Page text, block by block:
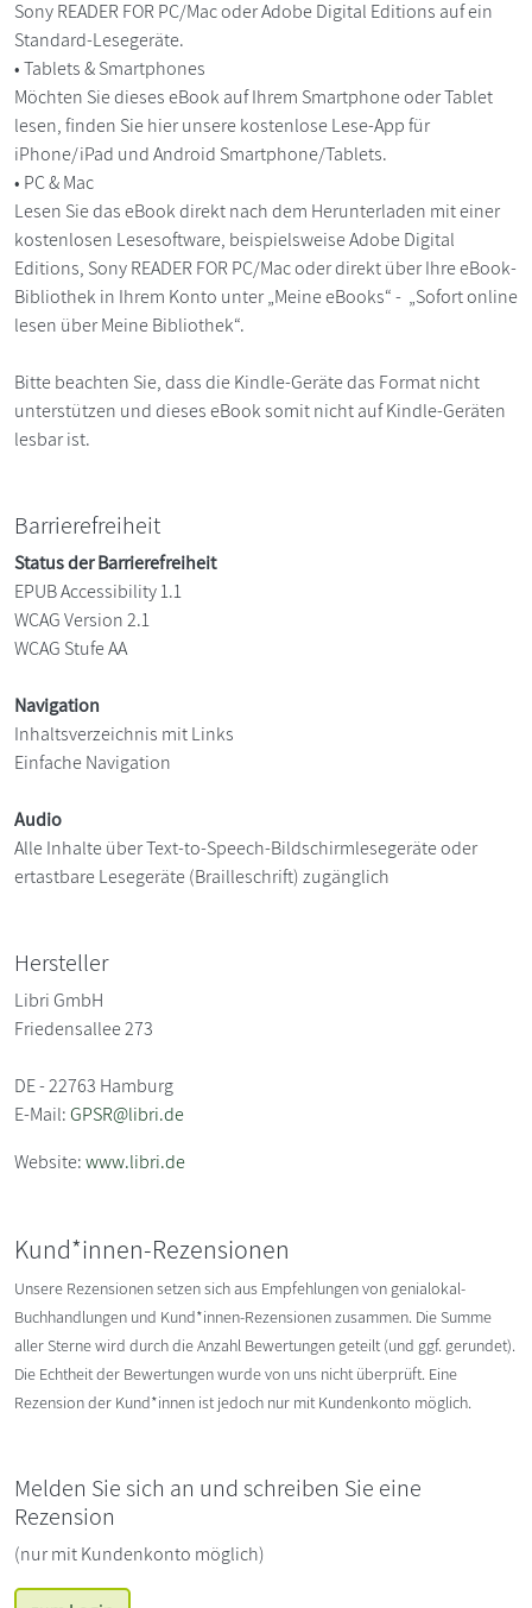
Sony READER FOR PC/Mac oder Adobe Digital Editions auf ein
Standard-Lesegeräte.
• Tablets & Smartphones
Möchten Sie dieses eBook auf Ihrem Smartphone oder Tablet
lesen, finden Sie hier unsere kostenlose Lese-App für
iPhone/iPad und Android Smartphone/Tablets.
• PC & Mac
Lesen Sie das eBook direkt nach dem Herunterladen mit einer
kostenlosen Lesesoftware, beispielsweise Adobe Digital
Editions, Sony READER FOR PC/Mac oder direkt über Ihre eBook-
Bibliothek in Ihrem Konto unter „Meine eBooks“ - „Sofort online
lesen über Meine Bibliothek“.
Bitte beachten Sie, dass die Kindle-Geräte das Format nicht
unterstützen und dieses eBook somit nicht auf Kindle-Geräten
lesbar ist.
Barrierefreiheit
Status der Barrierefreiheit
EPUB Accessibility 1.1
WCAG Version 2.1
WCAG Stufe AA
Navigation
Inhaltsverzeichnis mit Links
Einfache Navigation
Audio
Alle Inhalte über Text-to-Speech-Bildschirmlesegeräte oder
ertastbare Lesegeräte (Brailleschrift) zugänglich
Hersteller
Libri GmbH
Friedensallee 273
DE - 22763 Hamburg
E-Mail:GPSR@libri.de
Website:www.libri.de
Kund*innen-Rezensionen
Unsere Rezensionen setzen sich aus Empfehlungen von genialokal-
Buchhandlungen und Kund*innen-Rezensionen zusammen. Die Summe
aller Sterne wird durch die Anzahl Bewertungen geteilt (und ggf. gerundet).
Die Echtheit der Bewertungen wurde von uns nicht überprüft. Eine
Rezension der Kund*innen ist jedoch nur mit Kundenkonto möglich.
Melden Sie sich an und schreiben Sie eine
Rezension
(nur mit Kundenkonto möglich)